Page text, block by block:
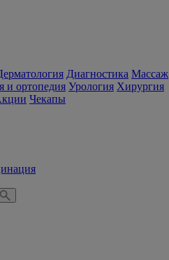
Диагностика Массаж
и ортопедия Урология Хирургия
Чекапы